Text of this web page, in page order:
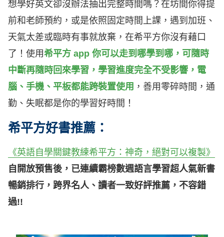
想學好英文卻沒辦法抽出完整時間嗎？在坊間你得提
前和老師預約，或是依照固定時間上課，遇到加班、
天氣太差或臨時有事就放棄，在希平方你沒有藉口
了！使用希平方 app 你可以走到哪學到哪，可隨時
中斷再隨時回來學習，學習進度完全不受影響，電
腦、手機、平板都能跨裝置使用 ，善用零碎時間，通
勤、失眠都是你的學習好時間！
希平方好書推薦：
《英語自學關鍵教練希平方：神奇，絕對可以複製》
自開放預售後，已連續霸榜數週語言學習超人氣新書
暢銷排行， 跨界名人、讀者一致好評推薦，不容錯
過!!